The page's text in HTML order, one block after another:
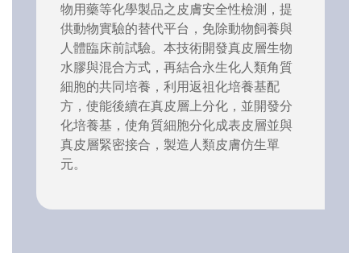
物用藥等化學製品之皮膚安全性檢測，提
供動物實驗的替代平台，免除動物飼養與
人體臨床前試驗。本技術開發真皮層生物
水膠與混合方式，再結合永生化人類角質
細胞的共同培養，利用返祖化培養基配
方，使能後續在真皮層上分化，並開發分
化培養基，使角質細胞分化成表皮層並與
真皮層緊密接合，製造人類皮膚仿生單
元。